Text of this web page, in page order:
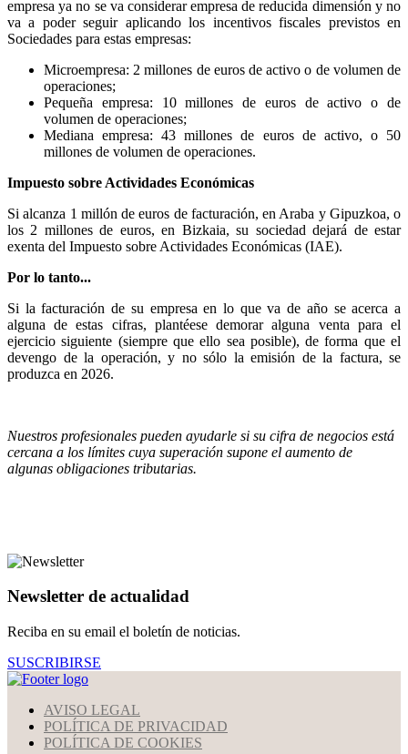
empresa ya no se va considerar empresa de reducida dimensión y no
va a poder seguir aplicando los incentivos fiscales previstos en
Sociedades para estas empresas:
Microempresa: 2 millones de euros de activo o de volumen de
operaciones;
Pequeña empresa: 10 millones de euros de activo o de
volumen de operaciones;
Mediana empresa: 43 millones de euros de activo, o 50
millones de volumen de operaciones.
Impuesto sobre Actividades Económicas
Si alcanza 1 millón de euros de facturación, en Araba y Gipuzkoa, o
los 2 millones de euros, en Bizkaia, su sociedad dejará de estar
exenta del Impuesto sobre Actividades Económicas (IAE).
Por lo tanto...
Si la facturación de su empresa en lo que va de año se acerca a
alguna de estas cifras, plantéese demorar alguna venta para el
ejercicio siguiente (siempre que ello sea posible), de forma que el
devengo de la operación, y no sólo la emisión de la factura, se
produzca en 2026.
Nuestros profesionales pueden ayudarle si su cifra de negocios está
cercana a los límites cuya superación supone el aumento de
algunas obligaciones tributarias.
Newsletter de actualidad
Reciba en su email el boletín de noticias.
SUSCRIBIRSE
AVISO LEGAL
POLÍTICA DE PRIVACIDAD
POLÍTICA DE COOKIES